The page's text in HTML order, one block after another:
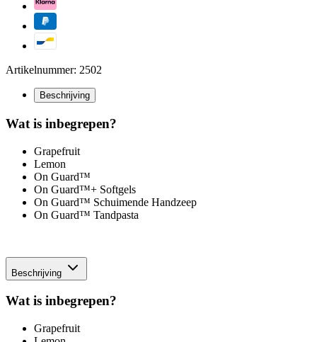
Artikelnummer: 2502
Beschrijving
Wat is inbegrepen?
Grapefruit
Lemon
On Guard™
On Guard™+ Softgels
On Guard™ Schuimende Handzeep
On Guard™ Tandpasta
Beschrijving
Wat is inbegrepen?
Grapefruit